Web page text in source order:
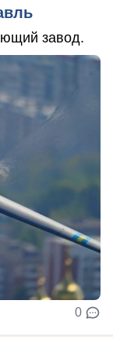
завод.
0